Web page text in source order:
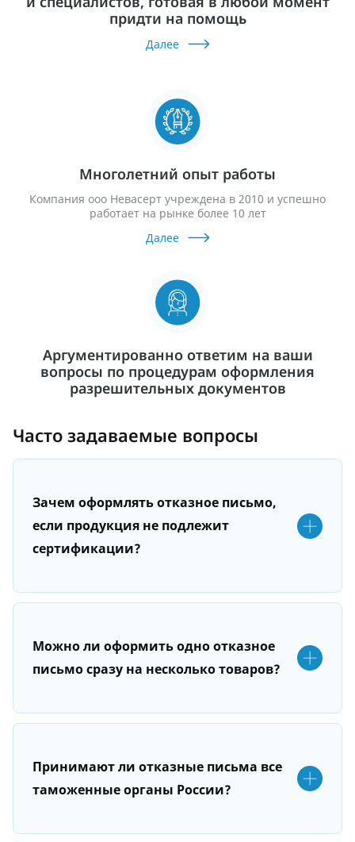
придти на помощь
Далее
Многолетний опыт работы
Компания ооо Невасерт учреждена в 2010 и успешно
работает на рынке более 10 лет
Далее
Аргументированно ответим на ваши
вопросы по процедурам оформления
разрешительных документов
Часто задаваемые вопросы
Зачем оформлять отказное письмо,
если продукция не подлежит
сертификации?
Можно ли оформить одно отказное
письмо сразу на несколько товаров?
Принимают ли отказные письма все
таможенные органы России?